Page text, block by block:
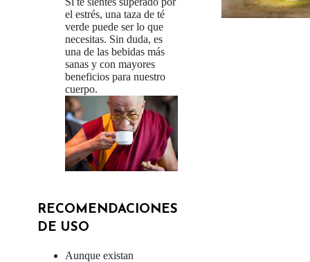
el estrés, una taza de té
verde puede ser lo que
necesitas. Sin duda, es
una de las bebidas más
sanas y con mayores
beneficios para nuestro
cuerpo.
RECOMENDACIONES
DE USO
Aunque existan